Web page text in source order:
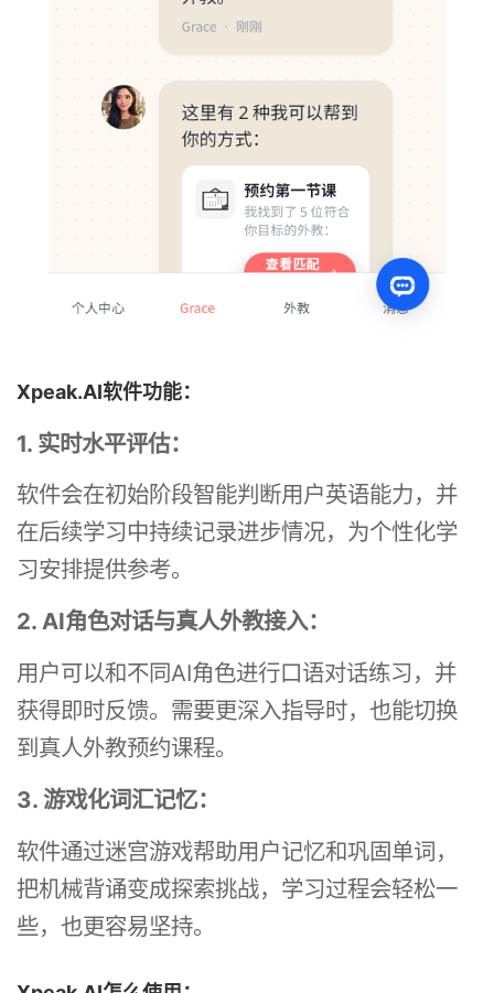
Xpeak.AI软件功能：
1. 实时水平评估：
软件会在初始阶段智能判断用户英语能力，并
在后续学习中持续记录进步情况，为个性化学
习安排提供参考。
2. AI角色对话与真人外教接入：
用户可以和不同AI角色进行口语对话练习，并
获得即时反馈。需要更深入指导时，也能切换
到真人外教预约课程。
3. 游戏化词汇记忆：
软件通过迷宫游戏帮助用户记忆和巩固单词，
把机械背诵变成探索挑战，学习过程会轻松一
些，也更容易坚持。